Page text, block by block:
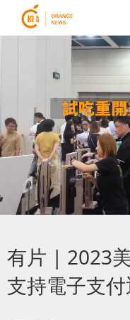
有片 | 2023
支持電子支